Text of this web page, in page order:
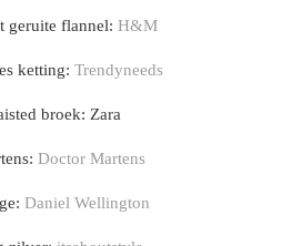
geruite flannel: H&M
ketting: Trendyneeds
broek: Zara
Doctor Martens
Daniel Wellington